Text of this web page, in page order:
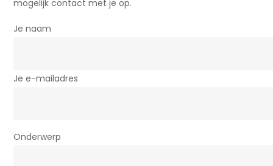
mogelijk contact met je op.
Je naam
Je e-mailadres
Onderwerp